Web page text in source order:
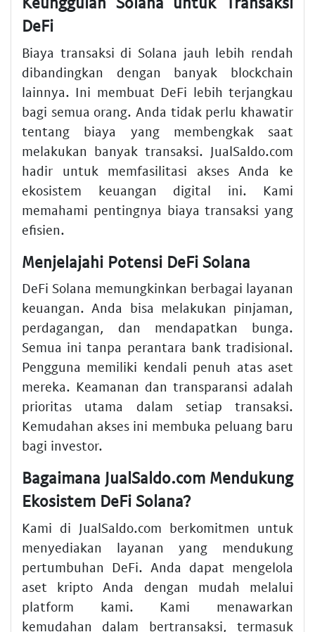
DeFi
Biaya transaksi di Solana jauh lebih rendah
dibandingkan dengan banyak blockchain
lainnya. Ini membuat DeFi lebih terjangkau
bagi semua orang. Anda tidak perlu khawatir
tentang biaya yang membengkak saat
melakukan banyak transaksi. JualSaldo.com
hadir untuk memfasilitasi akses Anda ke
ekosistem keuangan digital ini. Kami
memahami pentingnya biaya transaksi yang
efisien.
Menjelajahi Potensi DeFi Solana
DeFi Solana memungkinkan berbagai layanan
keuangan. Anda bisa melakukan pinjaman,
perdagangan, dan mendapatkan bunga.
Semua ini tanpa perantara bank tradisional.
Pengguna memiliki kendali penuh atas aset
mereka. Keamanan dan transparansi adalah
prioritas utama dalam setiap transaksi.
Kemudahan akses ini membuka peluang baru
bagi investor.
Bagaimana JualSaldo.com Mendukung
Ekosistem DeFi Solana?
Kami di JualSaldo.com berkomitmen untuk
menyediakan layanan yang mendukung
pertumbuhan DeFi. Anda dapat mengelola
aset kripto Anda dengan mudah melalui
platform kami. Kami menawarkan
kemudahan dalam bertransaksi, termasuk